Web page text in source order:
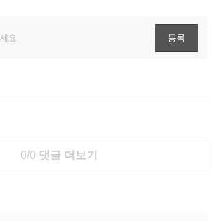
0/0 댓글 더보기